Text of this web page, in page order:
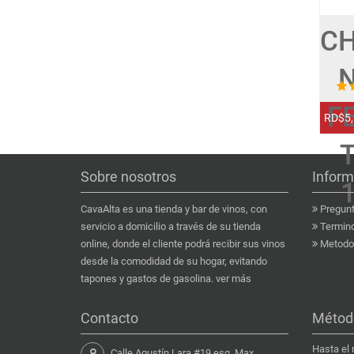
Sobre nosotros
CavaAlta es una tienda y bar de vinos, con
servicio a domicilio a través de su tienda
online, donde el cliente podrá recibir sus vinos
desde la comodidad de su hogar, evitando
tapones y gastos de gasolina. ver más
Contacto
Hasta el